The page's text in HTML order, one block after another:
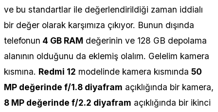
ve bu standartlar ile değerlendirildiği zaman iddialı
bir değer olarak karşımıza çıkıyor. Bunun dışında
telefonun 4 GB RAM değerinin ve 128 GB depolama
alanının olduğunu da eklemiş olalım. Gelelim kamera
kısmına. Redmi 12 modelinde kamera kısmında 50
MP değerinde f/1.8 diyafram açıklığında bir kamera,
8 MP değerinde f/2.2 diyafram açıklığında bir ikinci